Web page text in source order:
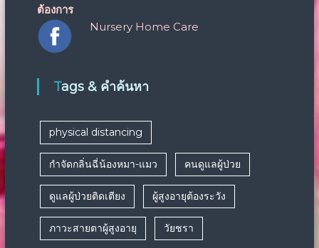
ต้องการ
Nursery Home Care
Tags & คำค้นหา
physical distancing
กำจัดกลิ่นฉี่น้องหมา-แมว คนดูแลผู้ป่วย
ดูแลผู้ป่วยติดเตียง ผู้สูงอายุต้องระวัง
ภาวะสายตาผู้สูงอายุ วัยชรา